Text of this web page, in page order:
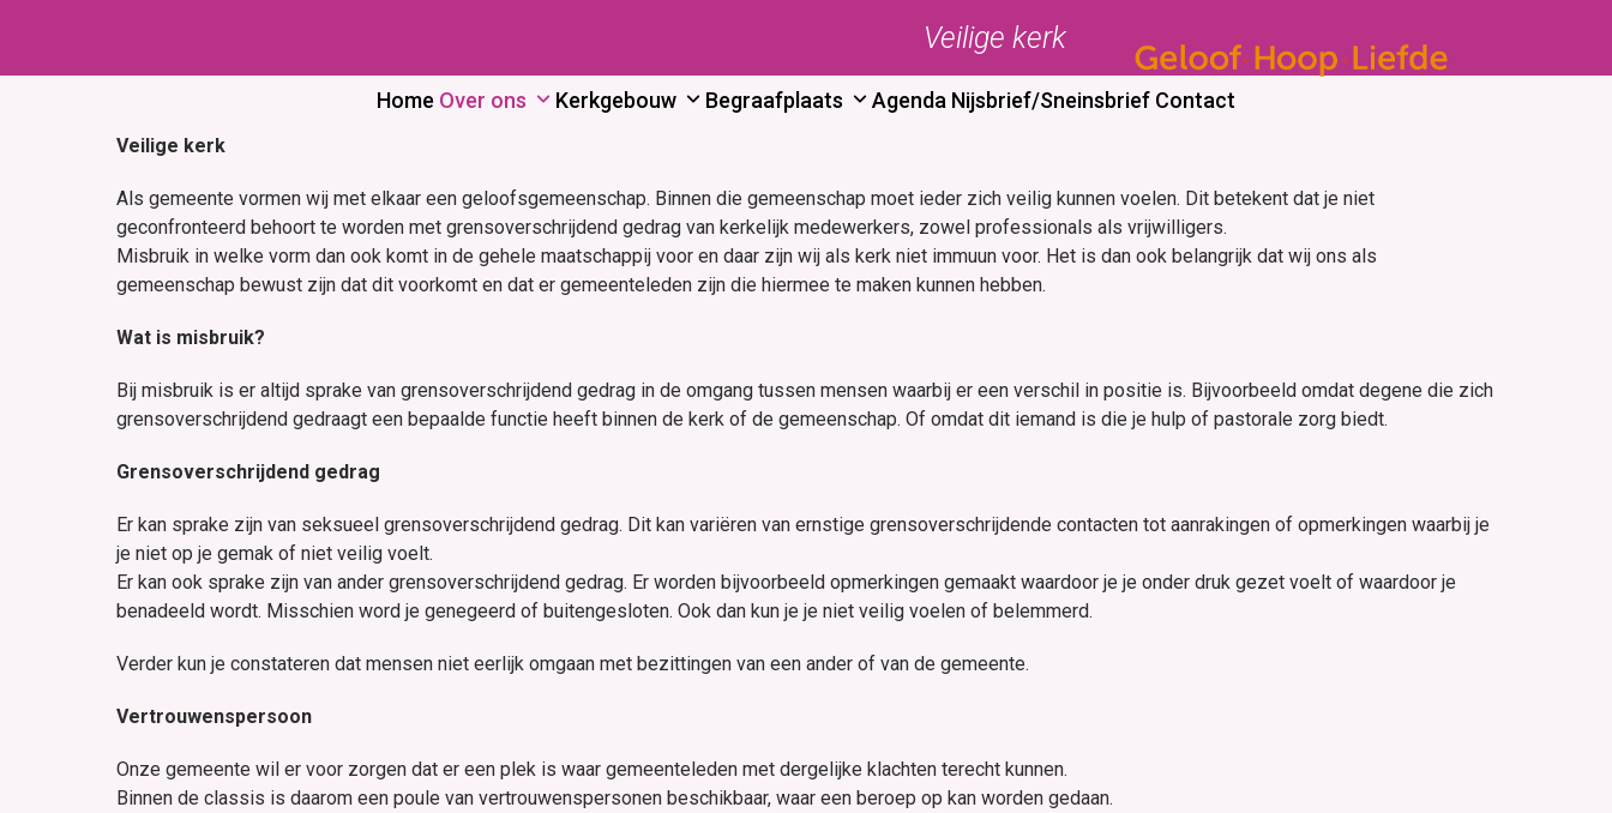
content
Home Over ons Kerkgebouw Begraafplaats Agenda Nijsbrief/Sneinsbrief Contact
Veilige kerk
Veilige kerk
Als gemeente vormen wij met elkaar een geloofsgemeenschap. Binnen die gemeenschap moet ieder zich veilig kunnen voelen. Dit betekent dat je niet
geconfronteerd behoort te worden met grensoverschrijdend gedrag van kerkelijk medewerkers, zowel professionals als vrijwilligers.
Misbruik in welke vorm dan ook komt in de gehele maatschappij voor en daar zijn wij als kerk niet immuun voor. Het is dan ook belangrijk dat wij ons als
gemeenschap bewust zijn dat dit voorkomt en dat er gemeenteleden zijn die hiermee te maken kunnen hebben.
Wat is misbruik?
Bij misbruik is er altijd sprake van grensoverschrijdend gedrag in de omgang tussen mensen waarbij er een verschil in positie is. Bijvoorbeeld omdat degene die zich
grensoverschrijdend gedraagt een bepaalde functie heeft binnen de kerk of de gemeenschap. Of omdat dit iemand is die je hulp of pastorale zorg biedt.
Grensoverschrijdend gedrag
Er kan sprake zijn van seksueel grensoverschrijdend gedrag. Dit kan variëren van ernstige grensoverschrijdende contacten tot aanrakingen of opmerkingen waarbij je
je niet op je gemak of niet veilig voelt.
Er kan ook sprake zijn van ander grensoverschrijdend gedrag. Er worden bijvoorbeeld opmerkingen gemaakt waardoor je je onder druk gezet voelt of waardoor je
benadeeld wordt. Misschien word je genegeerd of buitengesloten. Ook dan kun je je niet veilig voelen of belemmerd.
Verder kun je constateren dat mensen niet eerlijk omgaan met bezittingen van een ander of van de gemeente.
Vertrouwenspersoon
Onze gemeente wil er voor zorgen dat er een plek is waar gemeenteleden met dergelijke klachten terecht kunnen.
Binnen de classis is daarom een poule van vertrouwenspersonen beschikbaar, waar een beroep op kan worden gedaan.